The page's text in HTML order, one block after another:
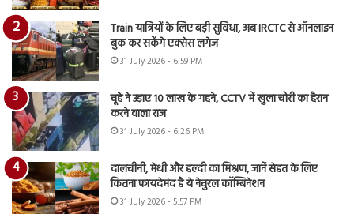
Train यात्रियों के लिए बड़ी सुविधा, अब IRCTC से ऑनलाइन
बुक कर सकेंगे एक्सेस लगेज
31 July 2026 - 6:59 PM
चूहे ने उड़ाए 10 लाख के गहने, CCTV में खुला चोरी का हैरान
करने वाला राज
31 July 2026 - 6:26 PM
दालचीनी, मेथी और हल्दी का मिश्रण, जानें सेहत के लिए
कितना फायदेमंद है ये नेचुरल कॉम्बिनेशन
31 July 2026 - 5:57 PM